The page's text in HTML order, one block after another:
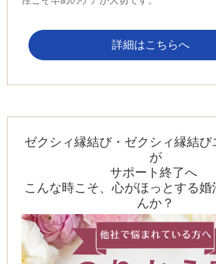
詳細はこちらへ
ゼクシィ縁結び・ゼクシィ縁結び
が
サポート終了へ
こんな時こそ、心がほっとする
んか？